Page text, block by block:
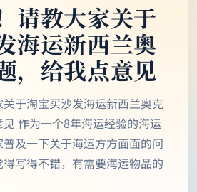
请教大家关于
海运新西兰奥
，给我点意见
于淘宝买沙发海运新西兰奥克
作为一个8年海运经验的海运
及一下关于海运方方面面的问
写得不错，有需要海运物品的